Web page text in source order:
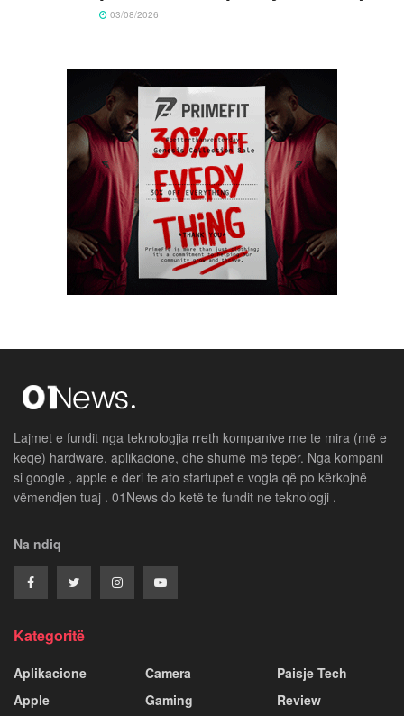
03/08/2026
Lajmet e fundit nga teknologjia rreth kompanive me te mira (më e
keqe) hardware, aplikacione, dhe shumë më tepër. Nga kompani
si google , apple e deri te ato startupet e vogla që po kërkojnë
vëmendjen tuaj . 01News do ketë te fundit ne teknologji .
Na ndiq
Kategoritë
Aplikacione
Apple
Camera
Gaming
Paisje Tech
Review